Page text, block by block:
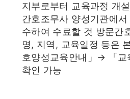
지부로부터 교육과정 개
간호조무사 양성기관에
수하여 수료할 것 방문간
명, 지역, 교육일정 등은
호양성교육안내」→ 「교
확인 가능